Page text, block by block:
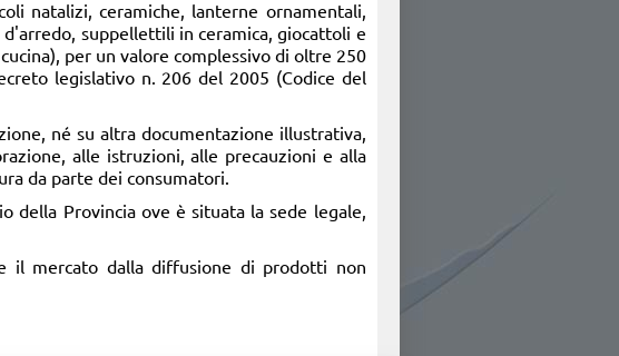
natalizi, ceramiche, lanterne ornamentali,
d'arredo, suppellettili in ceramica, giocattoli e
per un valore complessivo di oltre 250
legislativo n. 206 del 2005 (Codice del
né su altra documentazione illustrativa,
alle istruzioni, alle precauzioni e alla
da parte dei consumatori.
della Provincia ove è situata la sede legale,
il mercato dalla diffusione di prodotti non